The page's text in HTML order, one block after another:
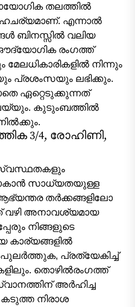
തലത്തിൽ
എന്നാൽ
ബിനസ്സിൽ വലിയ
ഔദ്യോഗിക രംഗത്ത്
നിന്നും
പ്രശംസയും ലഭിക്കും.
ഏറ്റെടുക്കുന്നത്
കുടുംബത്തിൽ
3/4, രോഹിണി,
സാധ്യതയുള്ള
തർക്കങ്ങളിലോ
വഴി അനാവശ്യമായ
നിങ്ങളുടെ
കാര്യങ്ങളിൽ
പുലർത്തുക, പ്രത്യേകിച്ച്
തൊഴിൽരംഗത്ത്
അർഹിച്ച
നിരാശ